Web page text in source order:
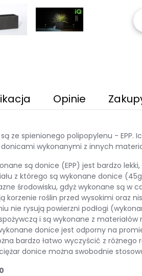
Opinie
są ze spienionego polipopylenu -
wykonanymi z innych
są donice (EPP) jest bardzo
z którego są wykonane donice
środowisku, gdyż wykonane są w
korzenie roślin przed wysokimi oraz
nie rysują powierzni podłogi
i są wykonane z
donice jest odporny na
bardzo łatwo wyczyścić z różnego
donice można swobodnie